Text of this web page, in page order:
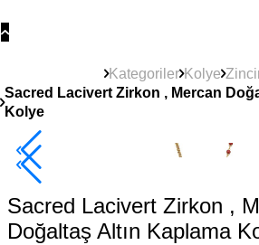
Kategoriler Kolye
Sacred Lacivert Zirkon , Mercan
Kolye
2+ Ürüne +%10
Sacred Lacivert Zirkon ,
Doğaltaş Altın Kaplama